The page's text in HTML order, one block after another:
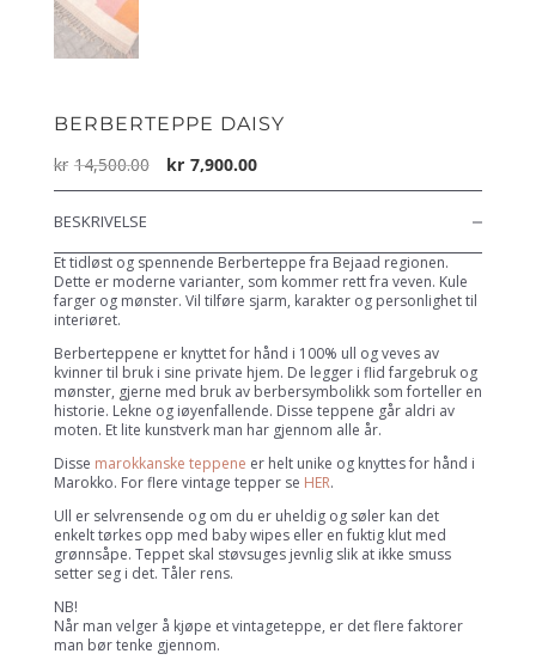
BERBERTEPPE DAISY
kr 14,500.00 Opprinnelig
pris
kr14,500.00.
kr 7,900.00Nåværende
pris
kr7,900.00.
BESKRIVELSE
Et tidløst og spennende Berberteppe fra Bejaad regionen.
Dette er moderne varianter, som kommer rett fra veven. Kule
farger og mønster. Vil tilføre sjarm, karakter og personlighet til
interiøret.
Berberteppene er knyttet for hånd i 100% ull og veves av
kvinner til bruk i sine private hjem. De legger i flid fargebruk og
mønster, gjerne med bruk av berbersymbolikk som forteller en
historie. Lekne og iøyenfallende. Disse teppene går aldri av
moten. Et lite kunstverk man har gjennom alle år.
Disse marokkanske teppene er helt unike og knyttes for hånd i
Marokko. For flere vintage tepper se HER.
Ull er selvrensende og om du er uheldig og søler kan det
enkelt tørkes opp med baby wipes eller en fuktig klut med
grønnsåpe. Teppet skal støvsuges jevnlig slik at ikke smuss
setter seg i det. Tåler rens.
NB!
Når man velger å kjøpe et vintageteppe, er det flere faktorer
man bør tenke gjennom.